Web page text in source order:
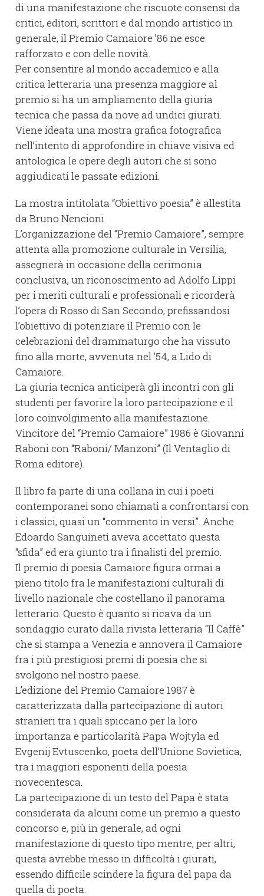
di una manifestazione che riscuote consensi da
critici, editori, scrittori e dal mondo artistico in
generale, il Premio Camaiore ’86 ne esce
rafforzato e con delle novità.
Per consentire al mondo accademico e alla
critica letteraria una presenza maggiore al
premio si ha un ampliamento della giuria
tecnica che passa da nove ad undici giurati.
Viene ideata una mostra grafica fotografica
nell’intento di approfondire in chiave visiva ed
antologica le opere degli autori che si sono
aggiudicati le passate edizioni.
La mostra intitolata “Obiettivo poesia” è allestita
da Bruno Nencioni.
L’organizzazione del “Premio Camaiore”, sempre
attenta alla promozione culturale in Versilia,
assegnerà in occasione della cerimonia
conclusiva, un riconoscimento ad Adolfo Lippi
per i meriti culturali e professionali e ricorderà
l’opera di Rosso di San Secondo, prefissandosi
l’obiettivo di potenziare il Premio con le
celebrazioni del drammaturgo che ha vissuto
fino alla morte, avvenuta nel ’54, a Lido di
Camaiore.
La giuria tecnica anticiperà gli incontri con gli
studenti per favorire la loro partecipazione e il
loro coinvolgimento alla manifestazione.
Vincitore del “Premio Camaiore” 1986 è Giovanni
Raboni con “Raboni/ Manzoni” (Il Ventaglio di
Roma editore).
Il libro fa parte di una collana in cui i poeti
contemporanei sono chiamati a confrontarsi con
i classici, quasi un “commento in versi”. Anche
Edoardo Sanguineti aveva accettato questa
“sfida” ed era giunto tra i finalisti del premio.
Il premio di poesia Camaiore figura ormai a
pieno titolo fra le manifestazioni culturali di
livello nazionale che costellano il panorama
letterario. Questo è quanto si ricava da un
sondaggio curato dalla rivista letteraria “Il Caffè”
che si stampa a Venezia e annovera il Camaiore
fra i più prestigiosi premi di poesia che si
svolgono nel nostro paese.
L’edizione del Premio Camaiore 1987 è
caratterizzata dalla partecipazione di autori
stranieri tra i quali spiccano per la loro
importanza e particolarità Papa Wojtyla ed
Evgenij Evtuscenko, poeta dell’Unione Sovietica,
tra i maggiori esponenti della poesia
novecentesca.
La partecipazione di un testo del Papa è stata
considerata da alcuni come un premio a questo
concorso e, più in generale, ad ogni
manifestazione di questo tipo mentre, per altri,
questa avrebbe messo in difficoltà i giurati,
essendo difficile scindere la figura del papa da
quella di poeta.